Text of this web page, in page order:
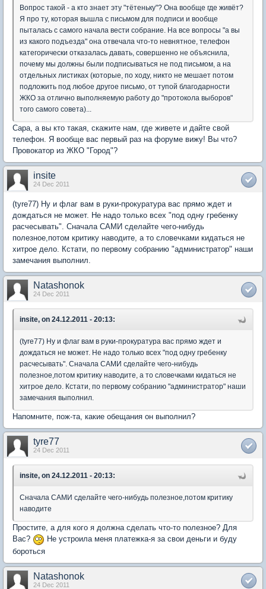
Вопрос такой - а кто знает эту "тётеньку"? Она вообще где живёт?
Я про ту, которая вышла с письмом для подписи и вообще
пыталась с самого начала вести собрание. На все вопросы "а вы
из какого подъезда" она отвечала что-то невнятное, телефон
категорически отказалась давать, совершенно не объяснила,
почему мы должны были подписываться не под письмом, а на
отдельных листиках (которые, по ходу, никто не мешает потом
подложить под любое другое письмо, от тупой благодарности
ЖКО за отлично выполняемую работу до "протокола выборов"
того самого совета)...
Сара, а вы кто такая, скажите нам, где живете и дайте свой
телефон. Я вообще вас первый раз на форуме вижу! Вы что?
Провокатор из ЖКО "Город"?
insite
24 Dec 2011
(tyre77) Ну и флаг вам в руки-прокуратура вас прямо ждет и
дождаться не может. Не надо только всех "под одну гребенку
расчесывать". Сначала САМИ сделайте чего-нибудь
полезное,потом критику наводите, а то словечками кидаться не
хитрое дело. Кстати, по первому собранию "администратор" наши
замечания выполнил.
Natashonok
24 Dec 2011
insite, on 24.12.2011 - 20:13:
(tyre77) Ну и флаг вам в руки-прокуратура вас прямо ждет и
дождаться не может. Не надо только всех "под одну гребенку
расчесывать". Сначала САМИ сделайте чего-нибудь
полезное,потом критику наводите, а то словечками кидаться не
хитрое дело. Кстати, по первому собранию "администратор" наши
замечания выполнил.
Напомните, пож-та, какие обещания он выполнил?
tyre77
24 Dec 2011
insite, on 24.12.2011 - 20:13:
Сначала САМИ сделайте чего-нибудь полезное,потом критику
наводите
Простите, а для кого я должна сделать что-то полезное? Для
Вас?
Не устроила меня платежка-я за свои деньги и буду
бороться
Natashonok
24 Dec 2011